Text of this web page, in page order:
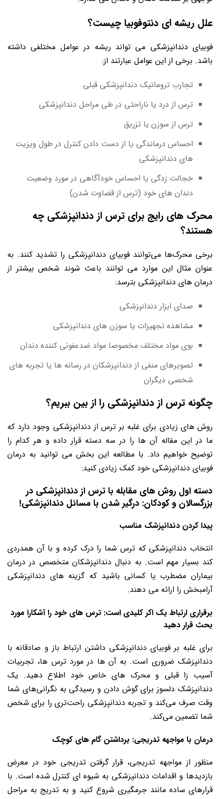
علل ریشه ای دنتوفوبیا چیست؟
فوبیای دندانپزشکی می تواند ریشه در عوامل مختلفی داشته
باشد. برخی از این عوامل عبارتند از:
تجارب تروماتیک دندانپزشکی قبلی
ترس از درد یا ناراحتی در طی مراحل دندانپزشکی
ترس از سوزن یا تزریق
احساس درماندگی یا از دست دادن کنترل در طول ویزیت
های دندانپزشکی
خجالت زدگی یا احساس خودآگاهی در مورد وضعیت
دندان های خود (ترس از قضاوت شدن)
محرک های رایج برای ترس از دندانپزشکی چه
هستند؟
برخی محرک‌ها می‌توانند فوبیای دندانپزشکی را تشدید کنند. به
عنوان مثال این موارد می توانند باعث شوند شخص بیشتر از
درمان های دندانپزشکی بترسد:
صدای ابزار دندانپزشکی
مشاهده تجهیزات یا سوزن های دندانپزشکی
بوی مواد مختلف مخصوصا مواد ضدعفونی کننده دندان
تصویرهای منفی از دندانپزشکان در رسانه ها یا تجربه های
شخصی دیگران
چگونه ترس از دندانپزشکی را از بین ببریم؟
روش های زیادی برای غلبه بر ترس از دندانپزشکی وجود دارد که
ما در این مقاله آن ها را در سه دسته قرار داده و هر کدام را
توضیح خواهیم داد. با مطالعه این بخش می توانید به درمان
فوبیای دندانپزشکی خود کمک زیادی کنید:
دسته اول روش های مقابله با ترس از دندانپزشکی در
بزرگسالان و کودکان: درگیر شدن با مسائل دندانپزشکی!
پیدا کردن دندانپزشک مناسب
انتخاب دندانپزشکی که ترس شما را درک کرده و با آن همدردی
کند بسیار مهم است. به دنبال دندانپزشکان متخصص در درمان
بیماران مضطرب یا کسانی باشید که گزینه های دندانپزشکی
آرامبخش را ارائه می دهند.
برقراری ارتباط یک اکر کلیدی است: ترس های خود را آشکارا مورد
بحث قرار دهید
برای غلبه بر فوبیای دندانپزشکی داشتن ارتباط باز و صادقانه با
دندانپزشک ضروری است. به آن ها در مورد ترس ها، تجربیات
آسیب زا قبلی و محرک های خاص خود اطلاع دهید. یک
دندانپزشک دلسوز برای گوش دادن و رسیدگی به نگرانی‌های شما
وقت صرف می‌کند و تجربه دندانپزشکی راحت‌تری را برای شخص
شما تضمین می‌کند.
درمان با مواجهه تدریجی: برداشتن گام های کوچک
منظور از مواجهه تدریجی، قرار گرفتن تدریجی خود در معرض
بازدیدها و اقدامات دندانپزشکی به شیوه ای کنترل شده است. با
قرارهای ساده مانند جرمگیری شروع کنید و به تدریج به مراحل